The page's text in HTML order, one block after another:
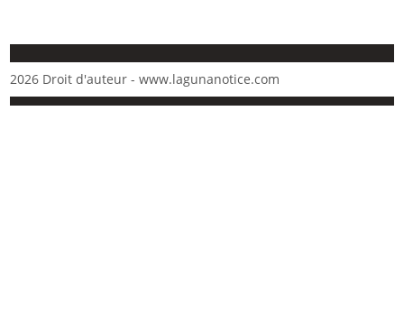
2026 Droit d'auteur - www.lagunanotice.com